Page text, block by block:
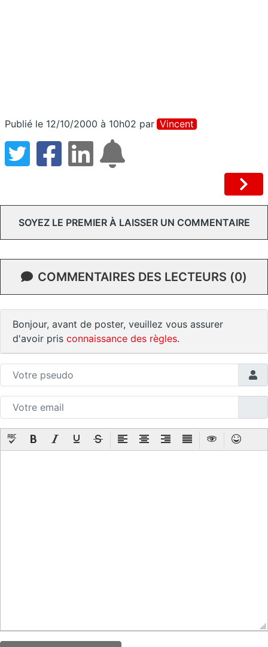
Publié le 12/10/2000 à 10h02 par Vincent
SOYEZ LE PREMIER À LAISSER UN COMMENTAIRE
COMMENTAIRES DES LECTEURS (0)
Bonjour, avant de poster, veuillez vous assurer
d'avoir pris connaissance des règles.